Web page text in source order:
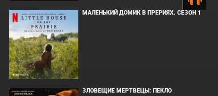
МАЛЕНЬКИЙ ДОМИК В ПРЕРИЯХ. СЕЗОН 1
ЗЛОВЕЩИЕ МЕРТВЕЦЫ: ПЕКЛО